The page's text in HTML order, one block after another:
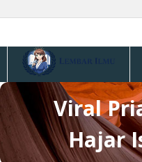
content
Viral
Hajar